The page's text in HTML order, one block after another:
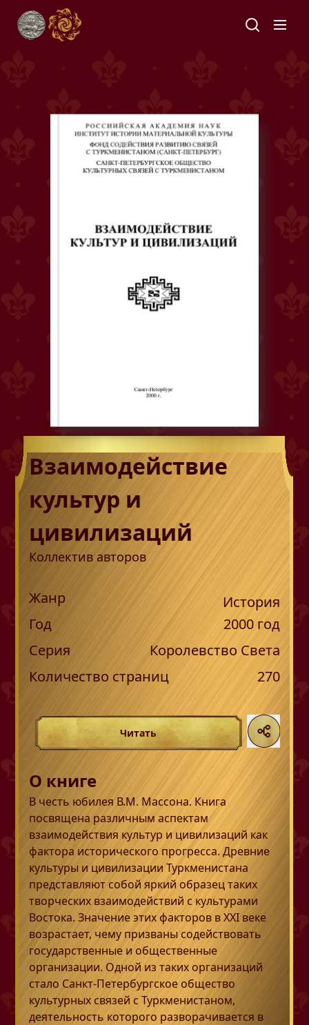
Взаимодействие
культур и
цивилизаций
Коллектив авторов
Жанр
История
Год
2000год
Серия
Королевство Света
Количество страниц
270
Читать
О книге
В честь юбилея В.М. Массона. Книга
посвящена различным аспектам
взаимодействия культур и цивилизаций как
фактора исторического прогресса. Древние
культуры и цивилизации Туркменистана
представляют собой яркий образец таких
творческих взаимодействий с культурами
Востока. Значение этих факторов в XXI веке
возрастает, чему призваны содействовать
государственные и общественные
организации. Одной из таких организаций
стало Санкт-Петербургское общество
культурных связей с Туркменистаном,
деятельность которого разворачивается в